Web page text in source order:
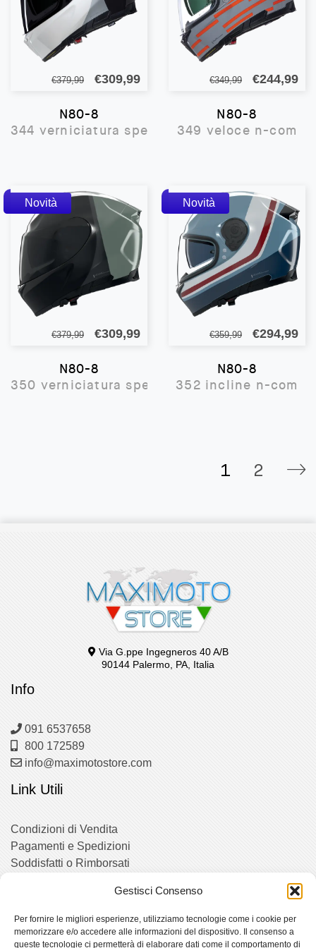
Gestisci Consenso
Per fornire le migliori esperienze, utilizziamo tecnologie come i cookie per
memorizzare e/o accedere alle informazioni del dispositivo. Il consenso a
queste tecnologie ci permetterà di elaborare dati come il comportamento di
€379,99
Il
originale
era:
€309,99Il
è:
N80-8
344 verniciatura speciale n-com
€349,99
Il
originale
era:
€244,99Il
N80-8
349 veloce n-com
€379,99
Il
originale
era:
€309,99Il
è:
N80-8
350 verniciatura speciale n-com
€359,99
Il
originale
era:
€294,99Il
N80-8
352 incline n-com
1 2
Via G.ppe Ingegneros 40 A/B
90144 Palermo, PA, Italia
Info
091 6537658
800 172589
info@maximotostore.com
Link Utili
Condizioni di Vendita
Pagamenti e Spedizioni
Soddisfatti o Rimborsati